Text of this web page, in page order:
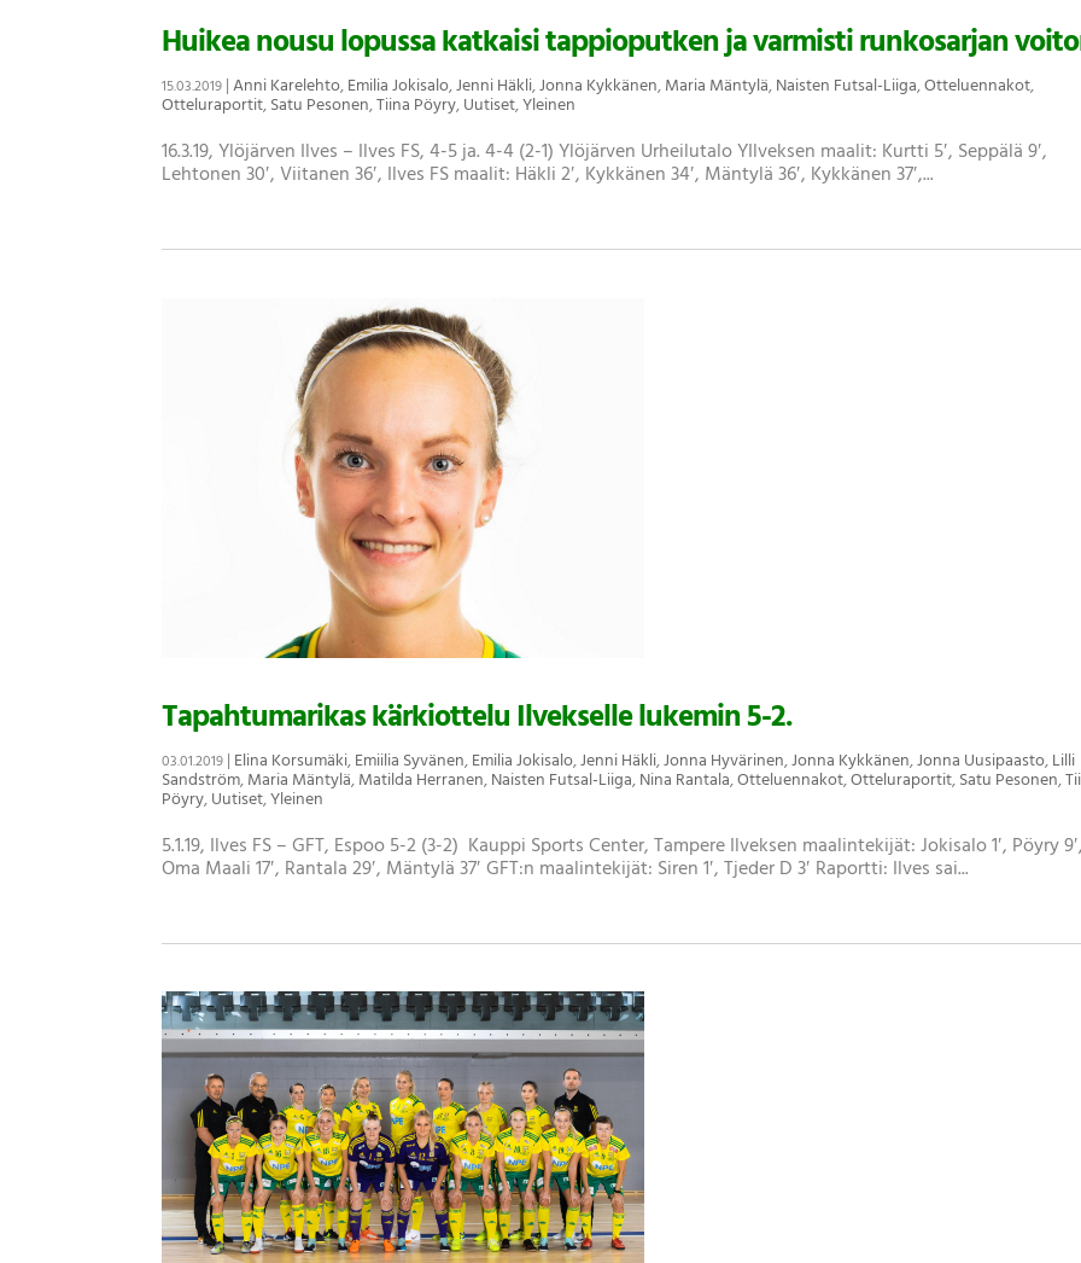
Huikea nousu lopussa katkaisi tappioputken ja varmisti runkosarjan
15.03.2019 |Anni Karelehto,Emilia Jokisalo,Jenni Häkli,Jonna Kykkänen,Maria Mäntylä,Naisten Futsal-Liiga,Otteluennakot,
Otteluraportit,Satu Pesonen,Tiina Pöyry,Uutiset,Yleinen
16.3.19, Ylöjärven Ilves – Ilves FS, 4-5 ja. 4-4 (2-1) Ylöjärven Urheilutalo YIlveksen maalit: Kurtti 5′, Seppälä 9′,
Lehtonen 30′, Viitanen 36′, Ilves FS maalit: Häkli 2′, Kykkänen 34′, Mäntylä 36′, Kykkänen 37′,...
Tapahtumarikas kärkiottelu Ilvekselle lukemin 5-2.
03.01.2019 | Elina Korsumäki,Emiilia Syvänen,Emilia Jokisalo,Jenni Häkli,Jonna Hyvärinen,Jonna Kykkänen,Jonna Uusipaasto,Lilli
Sandström,Maria Mäntylä,Matilda Herranen,Naisten Futsal-Liiga,Nina Rantala,Otteluennakot,Otteluraportit,Satu Pesonen,
Pöyry,Uutiset,Yleinen
5.1.19, Ilves FS – GFT, Espoo 5-2 (3-2) Kauppi Sports Center, Tampere Ilveksen maalintekijät: Jokisalo 1′, Pöyry
Oma Maali 17′, Rantala 29′, Mäntylä 37′ GFT:n maalintekijät: Siren 1′, Tjeder D 3′ Raportti: Ilves sai...